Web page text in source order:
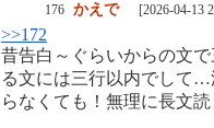
176 かえで [2026-04-13
>>172
昔告白～ぐらいからの文
る文には三行以内でして
らなくても！無理に長文